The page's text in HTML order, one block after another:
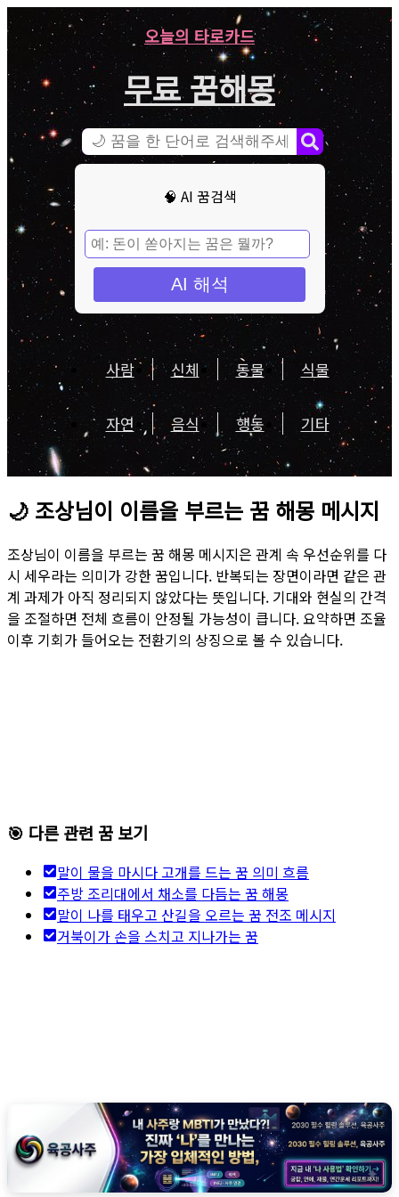
오늘의 타로카드
무료 꿈해몽
🧠 AI 꿈검색
AI 해석
사람 신체 동물 식물
자연 음식 행동 기타
🌙 조상님이 이름을 부르는 꿈 해몽 메시지
조상님이 이름을 부르는 꿈 해몽 메시지은 관계 속 우선순위를 다
시 세우라는 의미가 강한 꿈입니다. 반복되는 장면이라면 같은 관
계 과제가 아직 정리되지 않았다는 뜻입니다. 기대와 현실의 간격
을 조절하면 전체 흐름이 안정될 가능성이 큽니다. 요약하면 조율
이후 기회가 들어오는 전환기의 상징으로 볼 수 있습니다.
🎯 다른 관련 꿈 보기
말이 물을 마시다 고개를 드는 꿈 의미 흐름
주방 조리대에서 채소를 다듬는 꿈 해몽
말이 나를 태우고 산길을 오르는 꿈 전조 메시지
거북이가 손을 스치고 지나가는 꿈